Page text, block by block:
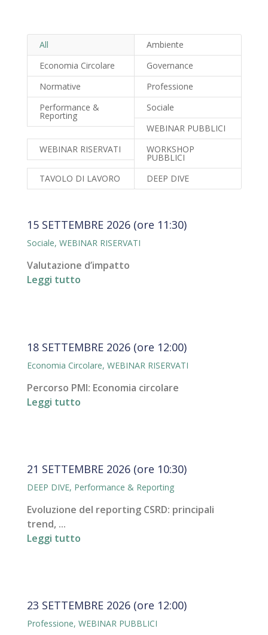
All
Ambiente
Economia Circolare
Governance
Normative
Professione
Performance &
Reporting
Sociale
WEBINAR PUBBLICI
WEBINAR RISERVATI
WORKSHOP
PUBBLICI
TAVOLO DI LAVORO
DEEP DIVE
15 SETTEMBRE 2026 (ore 11:30)
Sociale, WEBINAR RISERVATI
Valutazione d’impatto
Leggi tutto
18 SETTEMBRE 2026 (ore 12:00)
Economia Circolare, WEBINAR RISERVATI
Percorso PMI: Economia circolare
Leggi tutto
21 SETTEMBRE 2026 (ore 10:30)
DEEP DIVE, Performance & Reporting
Evoluzione del reporting CSRD: principali
trend, ...
Leggi tutto
23 SETTEMBRE 2026 (ore 12:00)
Professione, WEBINAR PUBBLICI